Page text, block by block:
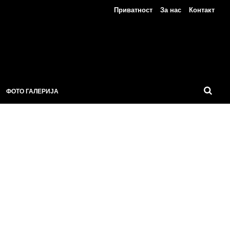
ФОТО ГАЛЕРИЈА
Приватност За нас Контакт